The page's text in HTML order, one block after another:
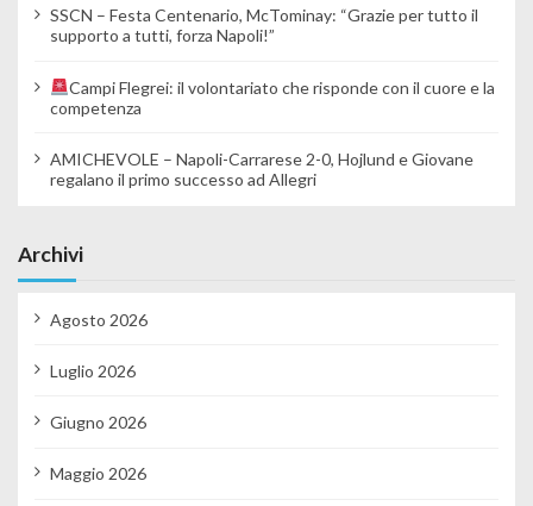
SSCN – Festa Centenario, McTominay: “Grazie per tutto il
supporto a tutti, forza Napoli!”
Campi Flegrei: il volontariato che risponde con il cuore e la
competenza
AMICHEVOLE – Napoli-Carrarese 2-0, Hojlund e Giovane
regalano il primo successo ad Allegri
Archivi
Agosto 2026
Luglio 2026
Giugno 2026
Maggio 2026